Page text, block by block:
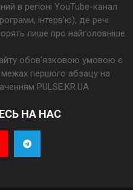
в регіоні YouTube-канал
інтерв’ю), де речі
лише про найголовніше.
обов'язковою умовою є
межах першого абзацу на
PULSE.KR.UA
НА НАС